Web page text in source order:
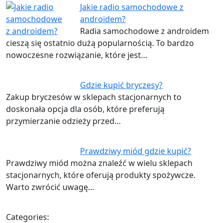
Jakie radio samochodowe z
androidem?
Radia samochodowe z androidem
cieszą się ostatnio dużą popularnością. To bardzo
nowoczesne rozwiązanie, które jest…
Gdzie kupić bryczesy?
Zakup bryczesów w sklepach stacjonarnych to
doskonała opcja dla osób, które preferują
przymierzanie odzieży przed…
Prawdziwy miód gdzie kupić?
Prawdziwy miód można znaleźć w wielu sklepach
stacjonarnych, które oferują produkty spożywcze.
Warto zwrócić uwagę…
Categories: